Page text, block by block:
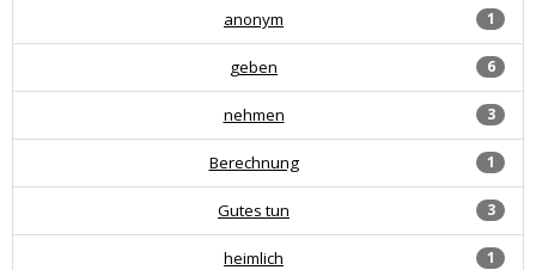
1
anonym
6
geben
3
nehmen
1
Berechnung
3
Gutes tun
1
heimlich